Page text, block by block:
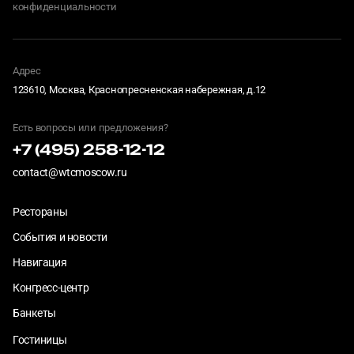
конфиденциальности
Адрес
123610, Москва, Краснопресненская набережная, д.12
Есть вопросы или предложения?
+7 (495) 258-12-12
contact@wtcmoscow.ru
Рестораны
События и новости
Навигация
Конгресс-центр
Банкеты
Гостиницы